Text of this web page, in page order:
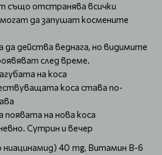
също отстранява всички
да запушат космените
да действа веднага, но видимите
след време.
на коса
коса става по-
появата на нова коса
Сутрин и вечер
40 mg, Витамин В-6